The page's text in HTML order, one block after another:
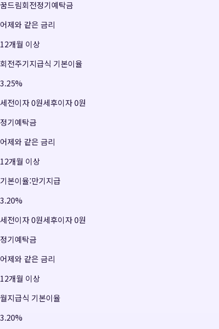
꿈드림회전정기예탁금
어제와 같은 금리
12개월 이상
회전주기지급식 기본이율
3.25%
세전이자0원세후이자0원
정기예탁금
어제와 같은 금리
12개월 이상
기본이율:만기지급
3.20%
세전이자0원세후이자0원
정기예탁금
어제와 같은 금리
12개월 이상
월지급식 기본이율
3.20%